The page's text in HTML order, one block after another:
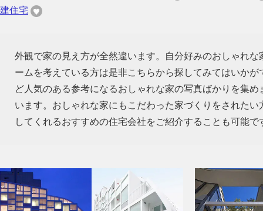
建住宅
外観で家の見え方が全然違います。自分好みのおしゃれ
ームを考えている方は是非こちらから探してみてはいか
ど人気のある参考になるおしゃれな家の写真ばかりを集
います。おしゃれな家にもこだわった家づくりをされた
してくれるおすすめの住宅会社をご紹介することも可能で